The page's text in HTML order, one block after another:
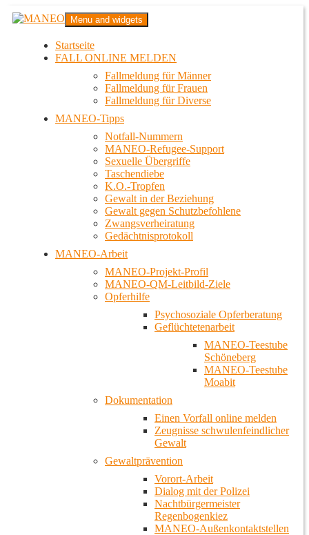
Zum
InhaltMANEO
Das schwule Anti-Gewalt-Projekt in Berlin
Menu and widgets
Startseite
FALL ONLINE MELDEN
Fallmeldung für Männer
Fallmeldung für Frauen
Fallmeldung für Diverse
MANEO-Tipps
Notfall-Nummern
MANEO-Refugee-Support
Sexuelle Übergriffe
Taschendiebe
K.O.-Tropfen
Gewalt in der Beziehung
Gewalt gegen Schutzbefohlene
Zwangsverheiratung
Gedächtnisprotokoll
MANEO-Arbeit
MANEO-Projekt-Profil
MANEO-QM-Leitbild-Ziele
Opferhilfe
Psychosoziale Opferberatung
Geflüchtetenarbeit
MANEO-Teestube
Schöneberg
MANEO-Teestube
Moabit
Dokumentation
Einen Vorfall online melden
Zeugnisse schwulenfeindlicher
Gewalt
Gewaltprävention
Vorort-Arbeit
Dialog mit der Polizei
Nachtbürgermeister
Regenbogenkiez
MANEO-Außenkontaktstellen